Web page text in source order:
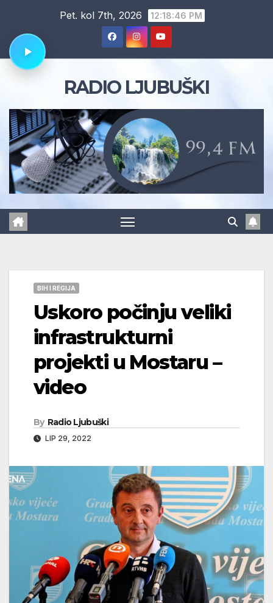
content
Pet. kol 7th, 2026 12:18:47 PM
RADIO LJUBUŠKI
BIH I REGIJA
Uskoro počinju veliki
infrastrukturni
projekti u Mostaru –
video
By Radio Ljubuški
LIP 29, 2022